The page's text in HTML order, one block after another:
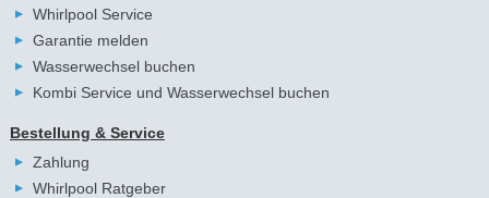
Whirlpool Service
Garantie melden
Wasserwechsel buchen
Kombi Service und Wasserwechsel buchen
Bestellung & Service
Zahlung
Whirlpool Ratgeber